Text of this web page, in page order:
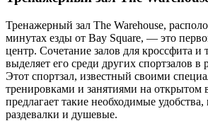
Тренажерный зал The Warehouse,
минутах езды от Bay Square, — это
центр. Сочетание залов для кроссфита и
выделяет его среди других спортзалов в
Этот спортзал, известный своими
тренировками и занятиями на открытом
предлагает такие необходимые
раздевалки и душевые.